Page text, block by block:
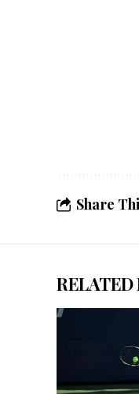
Share
RELATED